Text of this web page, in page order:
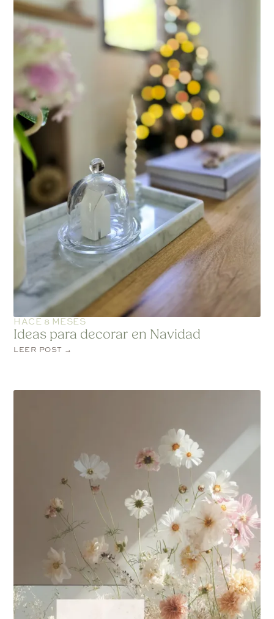
HACE 8 MESES
Ideas para decorar en Navidad
LEER POST →